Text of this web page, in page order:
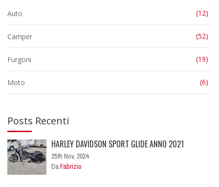
(12)
Auto
(52)
Camper
(19)
Furgoni
(6)
Moto
Posts Recenti
HARLEY DAVIDSON SPORT GLIDE ANNO 2021
25th Nov, 2024
DaFabrizio